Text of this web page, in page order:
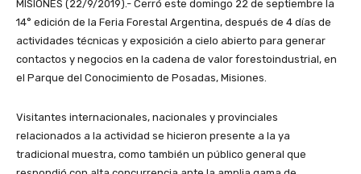
MISIONES (22/9/2019).- Cerró este domingo 22 de septiembre la
14° edición de la Feria Forestal Argentina, después de 4 días de
actividades técnicas y exposición a cielo abierto para generar
contactos y negocios en la cadena de valor forestoindustrial, en
el Parque del Conocimiento de Posadas, Misiones.
Visitantes internacionales, nacionales y provinciales
relacionados a la actividad se hicieron presente a la ya
tradicional muestra, como también un público general que